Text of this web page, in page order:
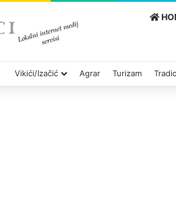
Vikići/Izačić Agrar Turizam